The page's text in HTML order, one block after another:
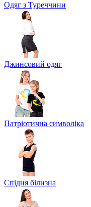
Одяг з Туреччини
Джинсовий одяг
Патріотична символіка
Спідня білизна